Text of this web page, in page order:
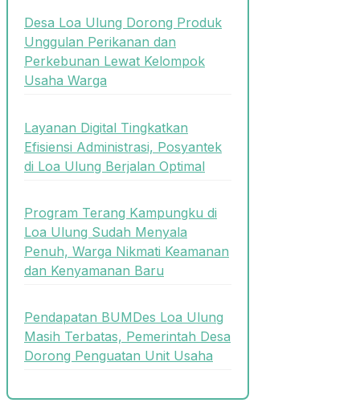
Desa Loa Ulung Dorong Produk
Unggulan Perikanan dan
Perkebunan Lewat Kelompok
Usaha Warga
Layanan Digital Tingkatkan
Efisiensi Administrasi, Posyantek
di Loa Ulung Berjalan Optimal
Program Terang Kampungku di
Loa Ulung Sudah Menyala
Penuh, Warga Nikmati Keamanan
dan Kenyamanan Baru
Pendapatan BUMDes Loa Ulung
Masih Terbatas, Pemerintah Desa
Dorong Penguatan Unit Usaha